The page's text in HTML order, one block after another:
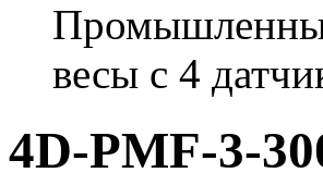
весы с 4
4D-PMF-3-